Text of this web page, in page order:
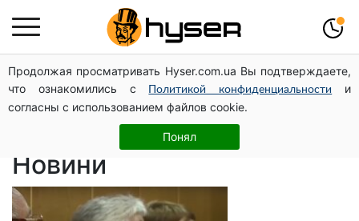
Продолжая просматривать Hyser.com.ua Вы подтверждаете,
что ознакомились с
Политикой конфиденциальности
и
согласны с использованием файлов cookie.
Понял
пенсионные
выплаты
Новини